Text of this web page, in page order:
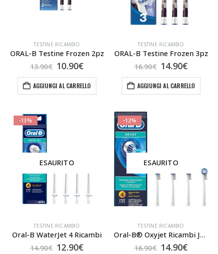
TESTINE RICAMBIO
ORAL-B Testine Frozen 2pz
13.90€ Il
prezzo
originale
era:
10.90€Il
prezzo
attuale
è:
AGGIUNGI AL CARRELLO
TESTINE RICAMBIO
ORAL-B Testine Frozen 3pz
16.90€ Il
prezzo
originale
era:
14.90€Il
prezzo
è:
AGGIUNGI AL CARRELLO
-13%
ESAURITO
TESTINE RICAMBIO
Oral-B WaterJet 4 Ricambi
14.90€ Il
12.90€Il
-12%
ESAURITO
TESTINE RICAMBIO
Oral-B® Oxyjet Ricambi Jet Idropulsore 4 Pezzi
16.90€ Il
14.90€Il